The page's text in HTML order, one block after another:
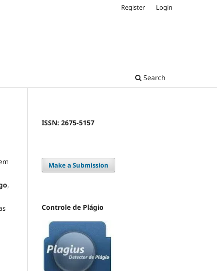
Search
Register Login
,
ISSN: 2675-5157
Make a Submission
Controle de Plágio